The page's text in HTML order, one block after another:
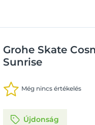
Grohe Skate
Sunrise
Még nincs értékelés
Újdonság